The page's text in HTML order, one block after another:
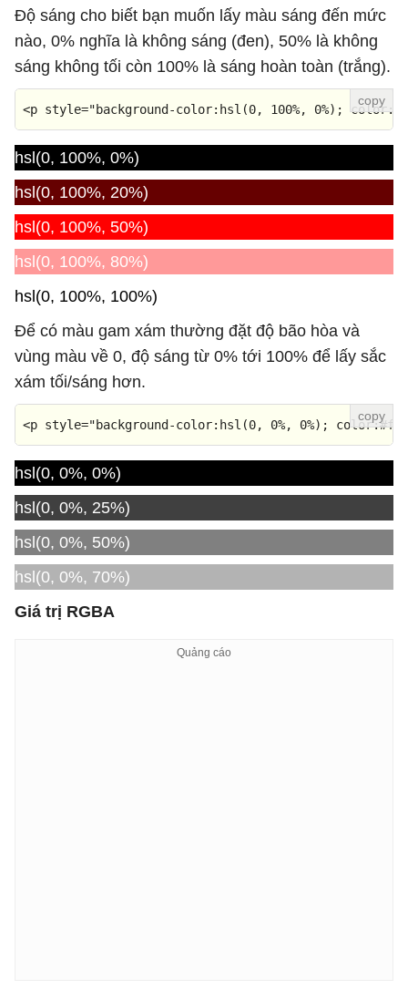
Độ sáng cho biết bạn muốn lấy màu sáng đến mức
nào, 0% nghĩa là không sáng (đen), 50% là không
sáng không tối còn 100% là sáng hoàn toàn (trắng).
<p style="background-color:hsl(0, 100%, 0%);
hsl(0, 100%, 0%)
hsl(0, 100%, 20%)
hsl(0, 100%, 50%)
hsl(0, 100%, 80%)
hsl(0, 100%, 100%)
Để có màu gam xám thường đặt độ bão hòa và
vùng màu về 0, độ sáng từ 0% tới 100% để lấy sắc
xám tối/sáng hơn.
<p style="background-color:hsl(0, 0%, 0%);
hsl(0, 0%, 0%)
hsl(0, 0%, 25%)
hsl(0, 0%, 50%)
hsl(0, 0%, 70%)
Giá trị RGBA